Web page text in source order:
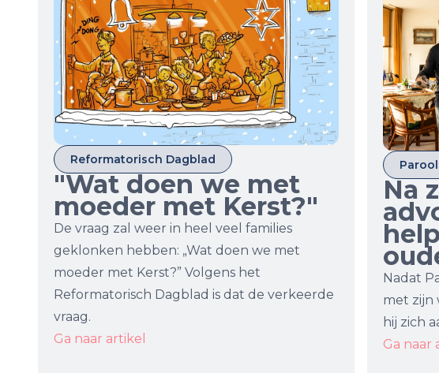
Reformatorisch Dagblad
"Wat doen we met
moeder met Kerst?"
De vraag zal weer in heel veel families
geklonken hebben: „Wat doen we met
moeder met Kerst?” Volgens het
Reformatorisch Dagblad is dat de verkeerde
vraag.
Ga naar artikel
Parool
Na
Nadat
met zijn
hij zich
Ga naar